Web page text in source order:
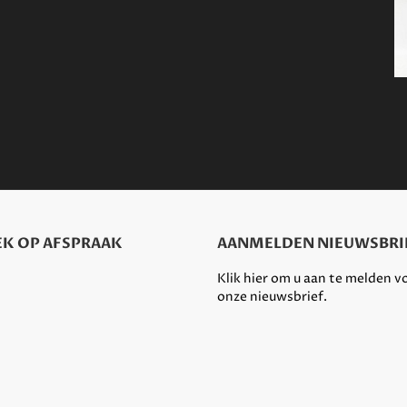
OP AFSPRAAK AANMELDEN
Klik hier om u aan te melden
onze nieuwsbrief.